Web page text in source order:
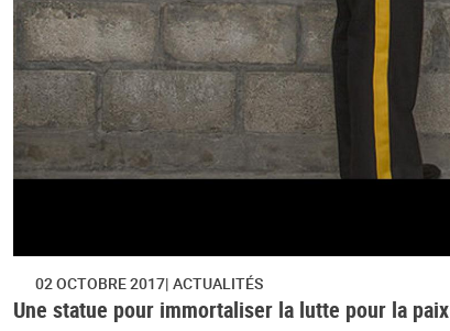
02 OCTOBRE 2017 ACTUALITÉS
Une statue pour immortaliser la lutte pour la paix